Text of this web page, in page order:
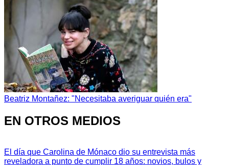
Beatriz Montañez: "Necesitaba averiguar quién era"
EN OTROS MEDIOS
El día que Carolina de Mónaco dio su entrevista más
reveladora a punto de cumplir 18 años: novios, bulos y